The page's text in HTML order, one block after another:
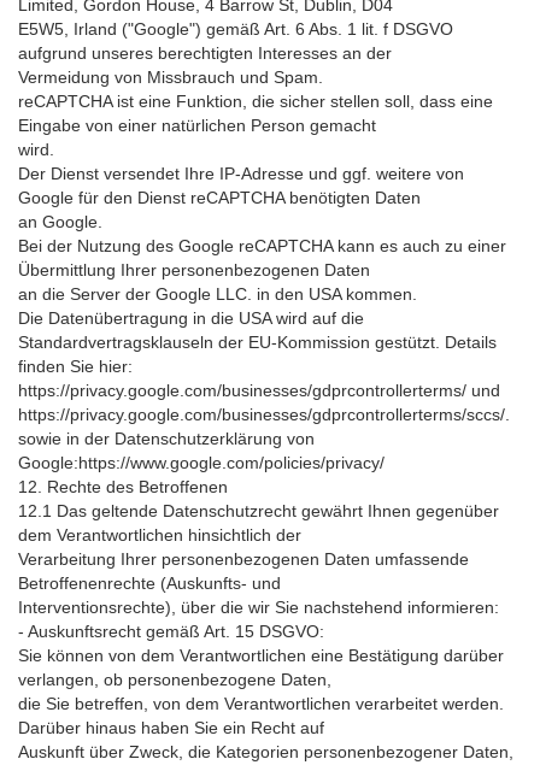
Limited, Gordon House, 4 Barrow St, Dublin, D04
E5W5, Irland ("Google") gemäß Art. 6 Abs. 1 lit. f DSGVO
aufgrund unseres berechtigten Interesses an der
Vermeidung von Missbrauch und Spam.
reCAPTCHA ist eine Funktion, die sicher stellen soll, dass eine
Eingabe von einer natürlichen Person gemacht
wird.
Der Dienst versendet Ihre IP-Adresse und ggf. weitere von
Google für den Dienst reCAPTCHA benötigten Daten
an Google.
Bei der Nutzung des Google reCAPTCHA kann es auch zu einer
Übermittlung Ihrer personenbezogenen Daten
an die Server der Google LLC. in den USA kommen.
Die Datenübertragung in die USA wird auf die
Standardvertragsklauseln der EU-Kommission gestützt. Details
finden Sie hier:
https://privacy.google.com/businesses/gdprcontrollerterms/ und
https://privacy.google.com/businesses/gdprcontrollerterms/sccs/.
sowie in der Datenschutzerklärung von
Google:https://www.google.com/policies/privacy/
12. Rechte des Betroffenen
12.1 Das geltende Datenschutzrecht gewährt Ihnen gegenüber
dem Verantwortlichen hinsichtlich der
Verarbeitung Ihrer personenbezogenen Daten umfassende
Betroffenenrechte (Auskunfts- und
Interventionsrechte), über die wir Sie nachstehend informieren:
- Auskunftsrecht gemäß Art. 15 DSGVO:
Sie können von dem Verantwortlichen eine Bestätigung darüber
verlangen, ob personenbezogene Daten,
die Sie betreffen, von dem Verantwortlichen verarbeitet werden.
Darüber hinaus haben Sie ein Recht auf
Auskunft über Zweck, die Kategorien personenbezogener Daten,